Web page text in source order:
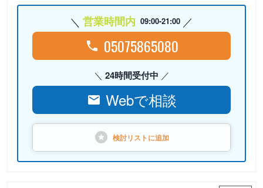
営業時間内 09:00-21:00
05075865080
24時間受付中
Webで相談
検討リストに追加